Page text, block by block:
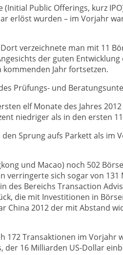
Public Offerings, kurz
erlöst wurden – im Vorjahr
verzeichnete man mit 11
der guten
Jahr fortsetzen.
Prüfungs- und
elf Monate des Jahres
niedriger als in den ersten
Sprung aufs Parkett als
und Macao) noch 502
verringerte sich sogar von
des Bereichs Transaction
die mit Investitionen in
2012 der mit Abstand
Transaktionen im Vorjahr
der 16 Milliarden US-Dollar